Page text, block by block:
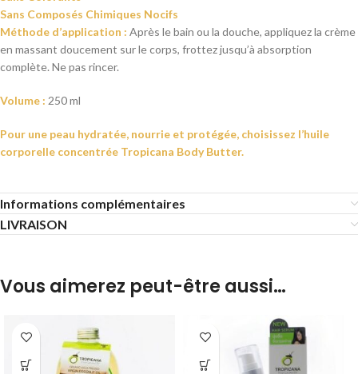
Sans Composés Chimiques Nocifs
Méthode d’application : Après le bain ou la douche, appliquez la crème
en massant doucement sur le corps, frottez jusqu’à absorption
complète. Ne pas rincer.
Volume : 250 ml
Pour une peau hydratée, nourrie et protégée, choisissez l’huile
corporelle concentrée Tropicana Body Butter.
Informations complémentaires
LIVRAISON
Vous aimerez peut-être aussi…